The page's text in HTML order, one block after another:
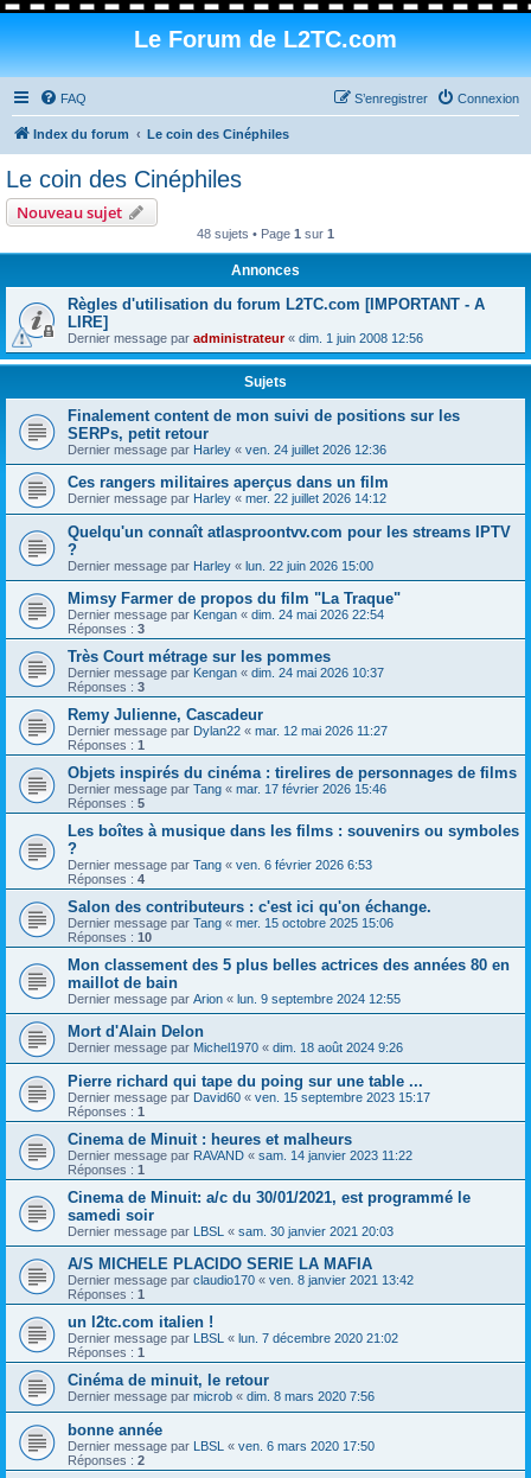
Le Forum de L2TC.com
FAQ Connexion
S’enregistrer
Index du forum Le coin des Cinéphiles
Le coin des Cinéphiles
Nouveau sujet
48 sujets • Page 1 sur 1
Annonces
Règles d'utilisation du forum L2TC.com [IMPORTANT - A
LIRE]
Dernier message par administrateur« dim. 1 juin 2008 12:56
Sujets
Finalement content de mon suivi de positions sur les
SERPs, petit retour
Dernier message par Harley « ven. 24 juillet 2026 12:36
Ces rangers militaires aperçus dans un film
Dernier message par Harley « mer. 22 juillet 2026 14:12
Quelqu'un connaît atlasproontvv.com pour les streams IPTV
?
Dernier message par Harley « lun. 22 juin 2026 15:00
Mimsy Farmer de propos du film "La Traque"
Dernier message par Kengan « dim. 24 mai 2026 22:54
Réponses : 3
Très Court métrage sur les pommes
Dernier message par Kengan « dim. 24 mai 2026 10:37
Réponses : 3
Remy Julienne, Cascadeur
Dernier message par Dylan22 « mar. 12 mai 2026 11:27
Réponses : 1
Objets inspirés du cinéma : tirelires de personnages de films
Dernier message par Tang « mar. 17 février 2026 15:46
Réponses : 5
Les boîtes à musique dans les films : souvenirs ou symboles
?
Dernier message par Tang « ven. 6 février 2026 6:53
Réponses : 4
Salon des contributeurs : c'est ici qu'on échange.
Dernier message par Tang « mer. 15 octobre 2025 15:06
Réponses : 10
Mon classement des 5 plus belles actrices des années 80 en
maillot de bain
Dernier message par Arion « lun. 9 septembre 2024 12:55
Mort d'Alain Delon
Dernier message par Michel1970 « dim. 18 août 2024 9:26
Pierre richard qui tape du poing sur une table ...
Dernier message par David60 « ven. 15 septembre 2023 15:17
Réponses : 1
Cinema de Minuit : heures et malheurs
Dernier message par RAVAND « sam. 14 janvier 2023 11:22
Réponses : 1
Cinema de Minuit: a/c du 30/01/2021, est programmé le
samedi soir
Dernier message par LBSL « sam. 30 janvier 2021 20:03
A/S MICHELE PLACIDO SERIE LA MAFIA
Dernier message par claudio170 « ven. 8 janvier 2021 13:42
Réponses : 1
un l2tc.com italien !
Dernier message par LBSL « lun. 7 décembre 2020 21:02
Réponses : 1
Cinéma de minuit, le retour
Dernier message par microb « dim. 8 mars 2020 7:56
bonne année
Dernier message par LBSL « ven. 6 mars 2020 17:50
Réponses : 2